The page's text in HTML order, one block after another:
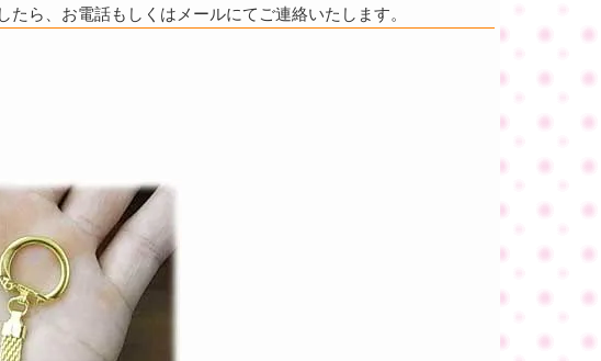
ら、お電話もしくはメールにてご連絡いたします。